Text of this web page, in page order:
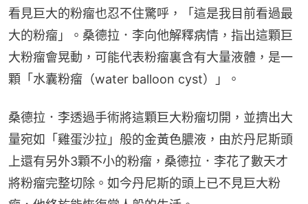
看見巨大的粉瘤也忍不住驚呼，「這是我目前看過最
大的粉瘤」。桑德拉．李向他解釋病情，指出這顆巨
大粉瘤會晃動，可能代表粉瘤裏含有大量液體，是一
顆「水囊粉瘤（water balloon cyst）」。
桑德拉．李透過手術將這顆巨大粉瘤切開，並擠出大
量宛如「雞蛋沙拉」般的金黃色膿液，由於丹尼斯頭
上還有另外3顆不小的粉瘤，桑德拉．李花了數天才
將粉瘤完整切除。如今丹尼斯的頭上已不見巨大粉